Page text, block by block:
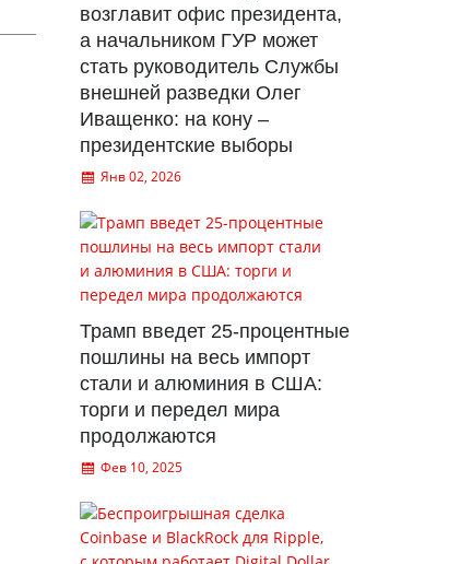
возглавит офис президента,
а начальником ГУР может
стать руководитель Службы
внешней разведки Олег
Иващенко: на кону –
президентские выборы
Янв 02, 2026
Трамп введет 25-процентные
пошлины на весь импорт
стали и алюминия в США:
торги и передел мира
продолжаются
Фев 10, 2025